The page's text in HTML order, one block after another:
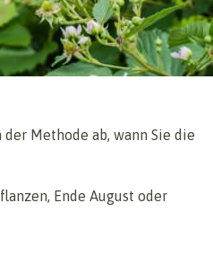
Methode ab, wann Sie die
Ende August oder